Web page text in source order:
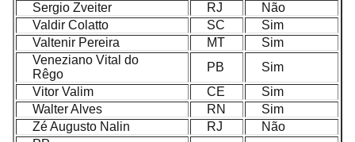
Sergio Zveiter
RJ
Não
Valdir Colatto
SC
Sim
Valtenir Pereira
MT
Sim
Veneziano Vital do
Rêgo
PB
Sim
Vitor Valim
CE
Sim
Walter Alves
RN
Sim
Zé Augusto Nalin
RJ
Não